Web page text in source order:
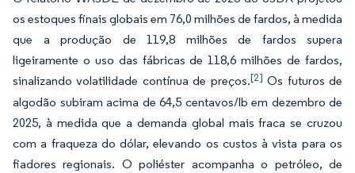
os estoques finais globais em 76,0 milhões de fardos, à medida
que a produção de 119,8 milhões de fardos supera
ligeiramente o uso das fábricas de 118,6 milhões de fardos,
sinalizando volatilidade contínua de preços.[2] Os futuros de
algodão subiram acima de 64,5 centavos/lb em dezembro de
2025, à medida que a demanda global mais fraca se cruzou
com a fraqueza do dólar, elevando os custos à vista para os
fiadores regionais. O poliéster acompanha o petróleo, de